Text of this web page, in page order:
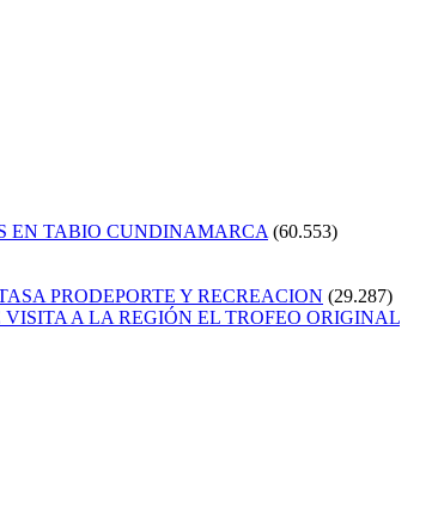
EN TABIO CUNDINAMARCA (60.553)
PRODEPORTE Y RECREACION (29.287)
A LA REGIÓN EL TROFEO ORIGINAL